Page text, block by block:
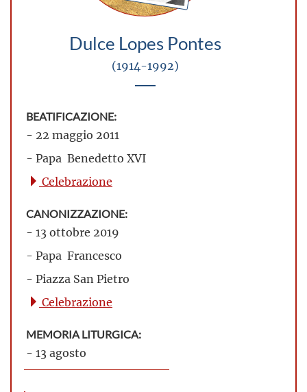
Dulce Lopes Pontes
(1914-1992)
BEATIFICAZIONE:
- 22 maggio 2011
- Papa Benedetto XVI
Celebrazione
CANONIZZAZIONE:
- 13 ottobre 2019
- Papa Francesco
- Piazza San Pietro
Celebrazione
MEMORIA LITURGICA:
- 13 agosto